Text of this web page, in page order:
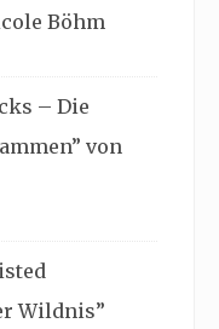
Böhm
– Die
von
Wildnis”